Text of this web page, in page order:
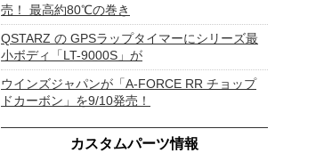
売！ 最高約80℃の巻き
QSTARZ の GPSラップタイマーにシリーズ最
小ボディ「LT-9000S」が
ウインズジャパンが「A-FORCE RR チョップ
ドカーボン」を9/10発売！
カスタムパーツ情報